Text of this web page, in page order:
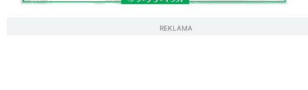
REKLAMA